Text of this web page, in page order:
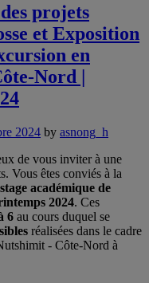
projets
et Exposition
en
Nord |
2024 by asnong_h
de vous inviter à une
Vous êtes conviés à la
académique de
2024. Ces
6 au cours duquel se
réalisées dans le cadre
- Côte-Nord à